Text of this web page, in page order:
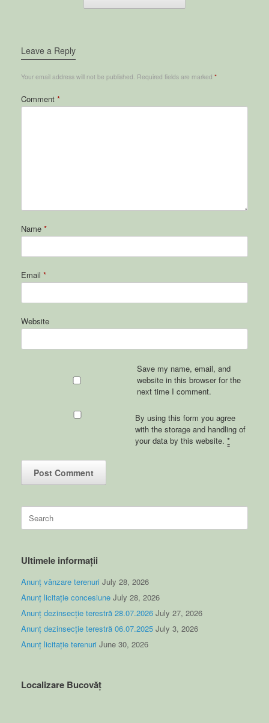
Leave a Reply
Your email address will not be published. Required fields are marked *
Comment *
Name *
Email *
Website
Save my name, email, and
website in this browser for the
next time I comment.
By using this form you agree
with the storage and handling of
your data by this website. *
Search
for:
Ultimele informații
Anunț vânzare terenuri July 28, 2026
Anunț licitație concesiune July 28, 2026
Anunț dezinsecție terestră 28.07.2026 July 27, 2026
Anunț dezinsecție terestră 06.07.2025 July 3, 2026
Anunț licitație terenuri June 30, 2026
Localizare Bucovăț